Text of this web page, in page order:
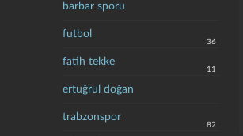
barbar sporu
futbol
36
fatih tekke
11
ertuğrul doğan
trabzonspor
82